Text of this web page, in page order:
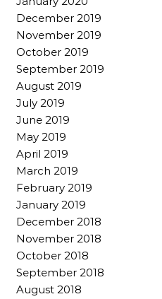
December 2019
November 2019
October 2019
September 2019
August 2019
July 2019
June 2019
May 2019
April 2019
March 2019
February 2019
January 2019
December 2018
November 2018
October 2018
September 2018
August 2018